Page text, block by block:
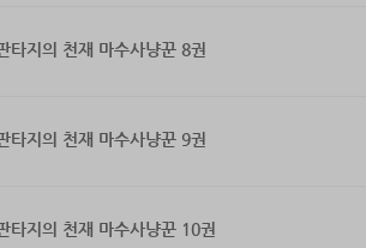
타지의 천재 마수사냥꾼 8권
타지의 천재 마수사냥꾼 9권
타지의 천재 마수사냥꾼 10권